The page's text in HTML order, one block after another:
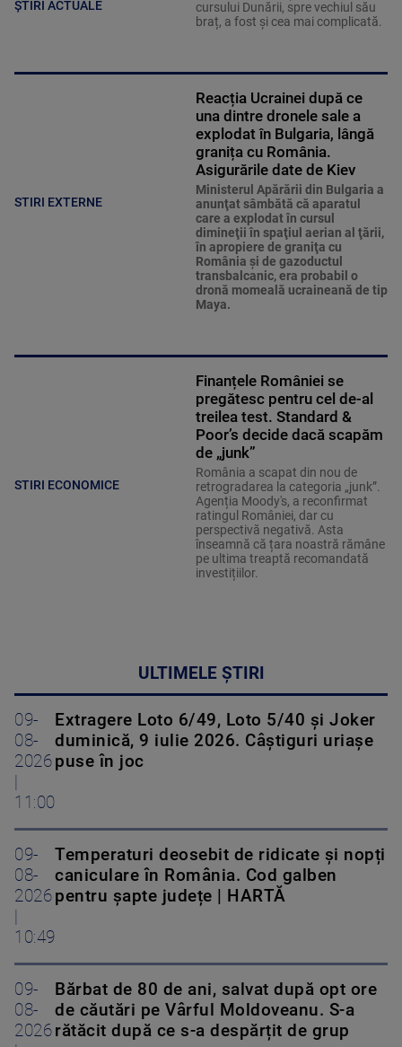
ȘTIRI ACTUALE
cursului Dunării, spre vechiul său
braț, a fost și cea mai complicată.
STIRI EXTERNE
Reacția Ucrainei după ce
una dintre dronele sale a
explodat în Bulgaria, lângă
granița cu România.
Asigurările date de Kiev
Ministerul Apărării din Bulgaria a
anunţat sâmbătă că aparatul
care a explodat în cursul
dimineţii în spaţiul aerian al ţării,
în apropiere de graniţa cu
România şi de gazoductul
transbalcanic, era probabil o
dronă momeală ucraineană de tip
Maya.
STIRI ECONOMICE
Finanțele României se
pregătesc pentru cel de-al
treilea test. Standard &
Poor’s decide dacă scapăm
de „junk”
România a scapat din nou de
retrogradarea la categoria „junk”.
Agenția Moody's, a reconfirmat
ratingul României, dar cu
perspectivă negativă. Asta
înseamnă că țara noastră rămâne
pe ultima treaptă recomandată
investițiilor.
ULTIMELE ȘTIRI
09-
08-
2026
11:00
Extragere Loto 6/49, Loto 5/40 și Joker
duminică, 9 iulie 2026. Câștiguri uriașe
puse în joc
09-
08-
2026
10:49
Temperaturi deosebit de ridicate și nopți
caniculare în România. Cod galben
pentru șapte județe | HARTĂ
09-
08-
2026
Bărbat de 80 de ani, salvat după opt ore
de căutări pe Vârful Moldoveanu. S-a
rătăcit după ce s-a despărțit de grup